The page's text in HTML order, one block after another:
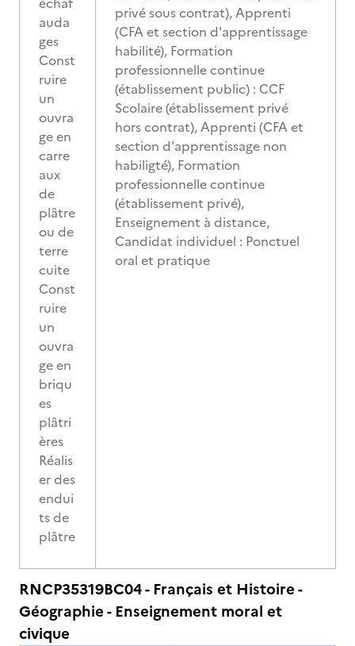
auda
ges
Const
ruire
un
ouvra
ge en
carre
aux
de
plâtre
ou de
terre
cuite
Const
ruire
un
ouvra
ge en
briqu
es
plâtri
ères
Réalis
er des
endui
ts de
plâtre
privé sous contrat), Apprenti
(CFA et section d'apprentissage
habilité), Formation
professionnelle continue
(établissement public) : CCF
Scolaire (établissement privé
hors contrat), Apprenti (CFA et
section d'apprentissage non
habiligté), Formation
professionnelle continue
(établissement privé),
Enseignement à distance,
Candidat individuel : Ponctuel
oral et pratique
RNCP35319BC04 - Français et Histoire -
Géographie - Enseignement moral et
civique